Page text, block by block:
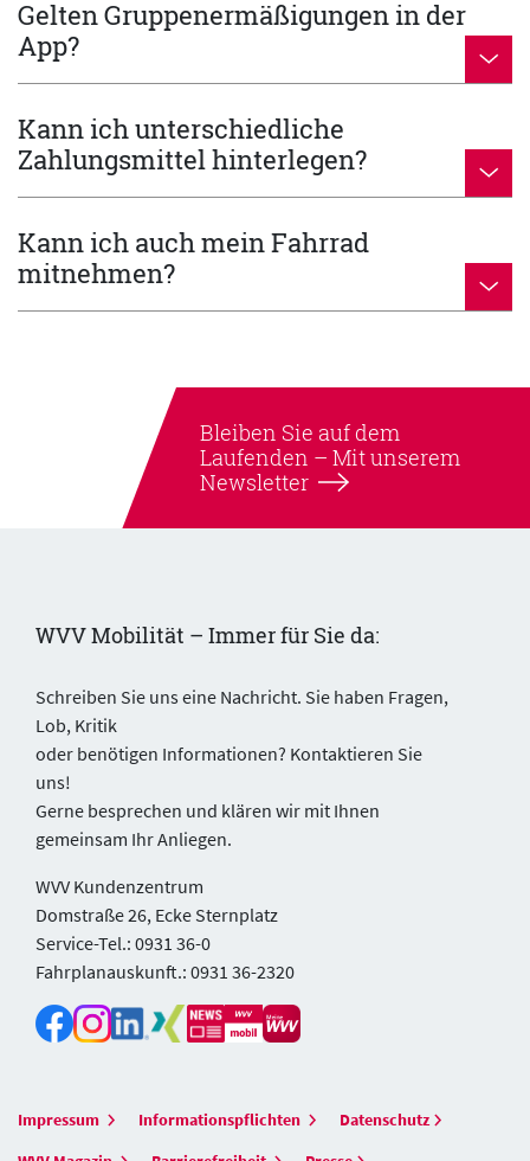
Gelten Gruppenermäßigungen in der
App?
Kann ich unterschiedliche
Zahlungsmittel hinterlegen?
Kann ich auch mein Fahrrad
mitnehmen?
Bleiben Sie auf dem
Laufenden – Mit unserem
Newsletter
WVV Mobilität – Immer für Sie da:
Schreiben Sie uns eine Nachricht. Sie haben Fragen,
Lob, Kritik
oder benötigen Informationen? Kontaktieren Sie
uns!
Gerne besprechen und klären wir mit Ihnen
gemeinsam Ihr Anliegen.
WVV Kundenzentrum
Domstraße 26, Ecke Sternplatz
Service-Tel.: 0931 36-0
Fahrplanauskunft.: 0931 36-2320
Impressum Informationspflichten
Datenschutz